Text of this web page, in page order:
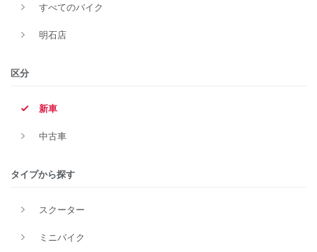
すべてのバイク
明石店
区分
新車
中古車
タイプから探す
スクーター
ミニバイク
新車
タイプ
価格